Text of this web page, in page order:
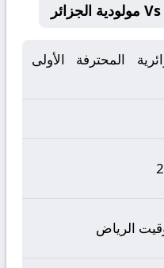
المحترفة الأولى